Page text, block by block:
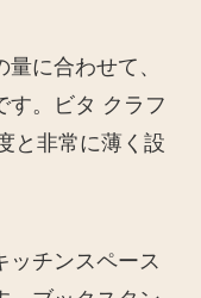
に合わせて、
す。ビタ クラフ
と非常に薄く設
ッチンスペース